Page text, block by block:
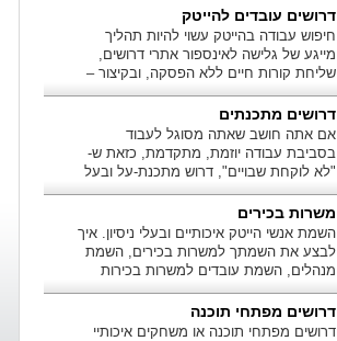
דרושים עובדים להייטק
חיפוש עבודה בהייטק עשוי להיות תהליך
מייגע של גלישה לאינספור אתרי דרושים,
שליחת קורות חיים ללא הפסקה, ובקיצור –
דיכאון אחד גדול.
דרושים מתכנתים
אם אתה חושב שאתה מסוגל לעבוד
בסביבת עבודה יוזמת, מתקדמת, כזאת ש-
"לא לוקחת שבויים", דרוש מתכנת-על ובעל
ניסיון!
משרות בכירים
השמת אנשי הייטק איכותיים ובעלי ניסיון. איך
לבצע את השמתך למשרות בכירים, השמת
מנהלים, השמת עובדים למשרות בכירות
ומשרות ניהול?
דרושים מפתחי תוכנה
דרושים מפתחי תוכנה או משחקים איכותיי